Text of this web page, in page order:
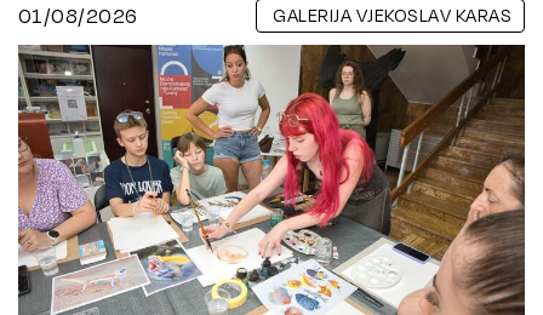
01/08/2026 GALERIJA VJEKOSLAV KARAS